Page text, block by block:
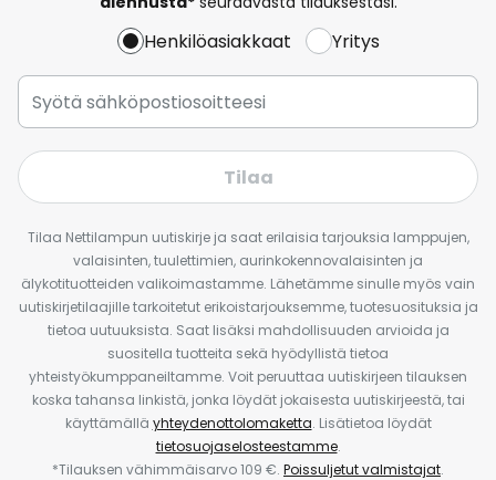
Henkilöasiakkaat Yritys
Tilaa
Tilaa Nettilampun uutiskirje ja saat erilaisia tarjouksia lamppujen,
valaisinten, tuulettimien, aurinkokennovalaisinten ja
älykotituotteiden valikoimastamme. Lähetämme sinulle myös vain
uutiskirjetilaajille tarkoitetut erikoistarjouksemme, tuotesuosituksia ja
tietoa uutuuksista. Saat lisäksi mahdollisuuden arvioida ja
suositella tuotteita sekä hyödyllistä tietoa
yhteistyökumppaneiltamme. Voit peruuttaa uutiskirjeen tilauksen
koska tahansa linkistä, jonka löydät jokaisesta uutiskirjeestä, tai
käyttämällä yhteydenottolomaketta. Lisätietoa löydät
tietosuojaselosteestamme.
*Tilauksen vähimmäisarvo 109 €. Poissuljetut valmistajat.